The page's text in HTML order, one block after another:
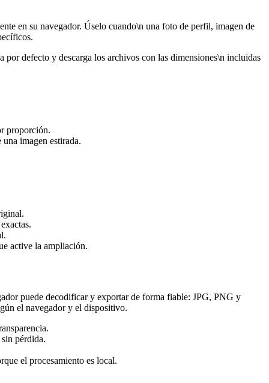
en su navegador. Úselo cuando\n una foto de perfil, imagen de
defecto y descarga los archivos con las dimensiones\n incluidas
proporción.
imagen estirada.
active la ampliación.
puede decodificar y exportar de forma fiable: JPG, PNG y
el navegador y el dispositivo.
pérdida.
el procesamiento es local.